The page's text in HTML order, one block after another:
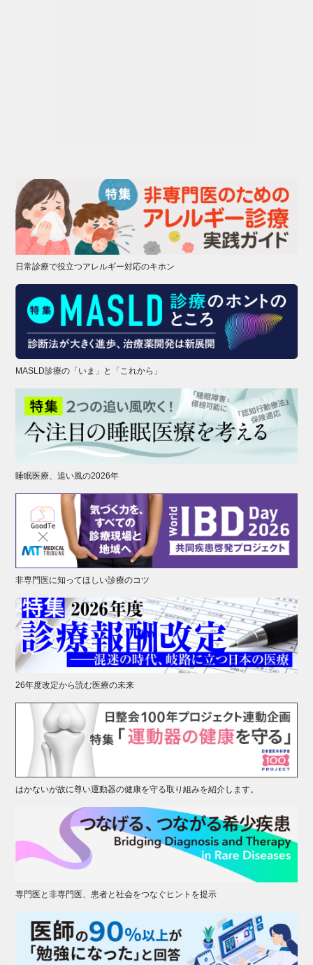
日常診療で役立つアレルギー対応のキホン
MASLD診療の「いま」と「これから」
睡眠医療、追い風の2026年
非専門医に知ってほしい診療のコツ
26年度改定から読む医療の未来
はかないが故に尊い運動器の健康を守る取り組みを紹介します。
専門医と非専門医、患者と社会をつなぐヒントを提示